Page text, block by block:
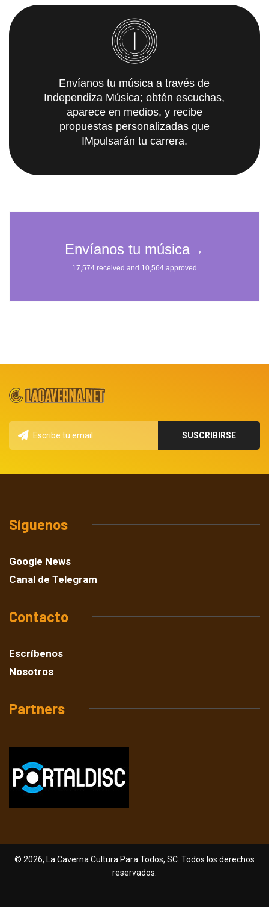
Envíanos tu música a través de
Independiza Música; obtén escuchas,
aparece en medios, y recibe
propuestas personalizadas que
IMpulsarán tu carrera.
Síguenos
Google News
Canal de Telegram
Contacto
Escríbenos
Nosotros
Partners
© 2026, La Caverna Cultura Para Todos, SC. Todos los derechos
reservados.